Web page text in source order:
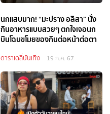
นกแสบมาก! “มะปราง อลิสา” นั่ง
กินอาหารแบบสวยๆ ตกใจเจอนก
บินโฉบขโมยของกินต่อหน้าต่อตา
ดาราเดลี่บันเทิง 19 ก.ค. 67